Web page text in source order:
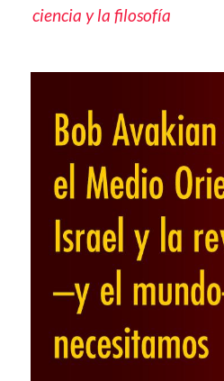
ciencia y la filosofía